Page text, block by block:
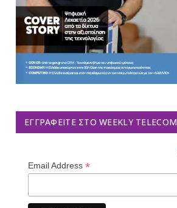
ΕΓΓΡΑΦΕΊΤΕ ΣΤΟ WEEKLY TELECOM
Email Address *